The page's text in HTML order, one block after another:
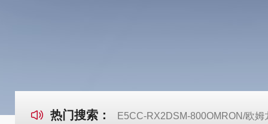
热门搜索： E5CC-RX2DSM-800OMRON/欧